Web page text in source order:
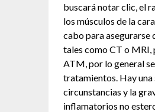
buscará notar clic, el
los músculos de la
cabo para asegurarse
tales como CT o MRI,
ATM, por lo general
tratamientos. Hay una
circunstancias y la
inflamatorios no